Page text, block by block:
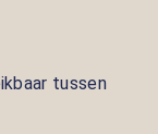
tussen